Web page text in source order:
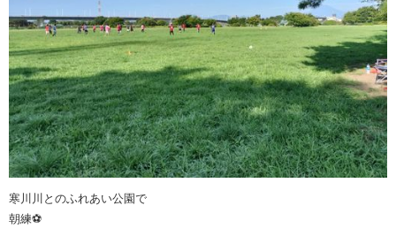
寒川川とのふれあい公園で
朝練⚽